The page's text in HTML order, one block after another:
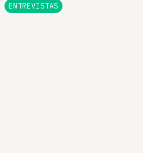
ENTREVISTAS